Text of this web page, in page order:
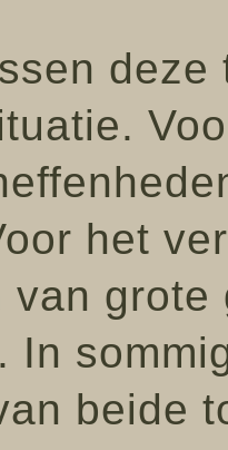
het
van
In
beide